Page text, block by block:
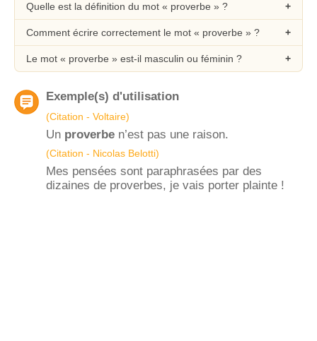
Quelle est la définition du mot « proverbe » ?
Comment écrire correctement le mot « proverbe » ?
Le mot « proverbe » est-il masculin ou féminin ?
Exemple(s) d'utilisation
(Citation - Voltaire)
Un proverbe n’est pas une raison.
(Citation - Nicolas Belotti)
Mes pensées sont paraphrasées par des
dizaines de proverbes, je vais porter plainte !